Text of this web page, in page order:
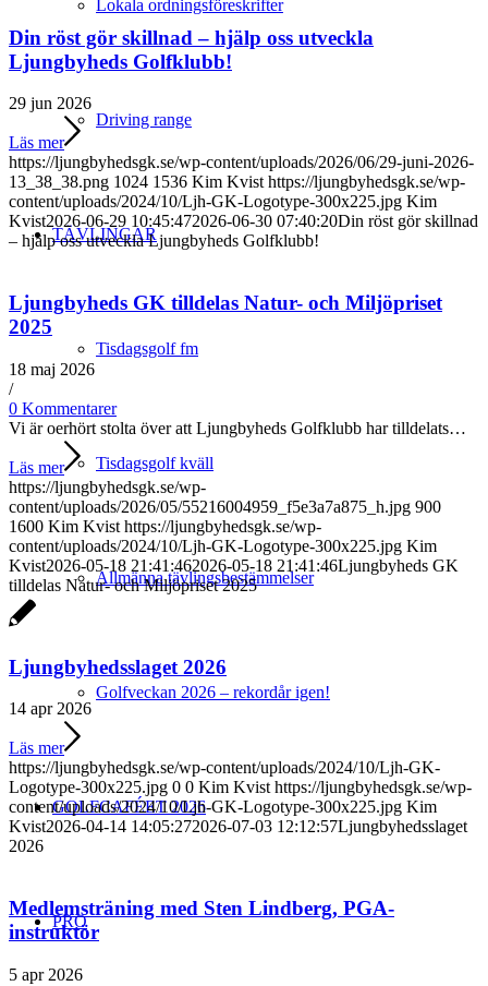
Lokala ordningsföreskrifter
Driving range
TÄVLINGAR
Tisdagsgolf fm
Tisdagsgolf kväll
Allmänna tävlingsbestämmelser
Golfveckan 2026 – rekordår igen!
GOLFCAFÉET 2026
PRO
Din röst gör skillnad – hjälp oss utveckla
Ljungbyheds Golfklubb!
29 jun 2026
Läs mer
https://ljungbyhedsgk.se/wp-content/uploads/2026/06/29-juni-2026-
13_38_38.png 1024 1536 Kim Kvist https://ljungbyhedsgk.se/wp-
content/uploads/2024/10/Ljh-GK-Logotype-300x225.jpg Kim
Kvist2026-06-29 10:45:472026-06-30 07:40:20Din röst gör skillnad
– hjälp oss utveckla Ljungbyheds Golfklubb!
Ljungbyheds GK tilldelas Natur- och Miljöpriset
2025
18 maj 2026
/
0 Kommentarer
Vi är oerhört stolta över att Ljungbyheds Golfklubb har tilldelats…
Läs mer
https://ljungbyhedsgk.se/wp-
content/uploads/2026/05/55216004959_f5e3a7a875_h.jpg 900
1600 Kim Kvist https://ljungbyhedsgk.se/wp-
content/uploads/2024/10/Ljh-GK-Logotype-300x225.jpg Kim
Kvist2026-05-18 21:41:462026-05-18 21:41:46Ljungbyheds GK
tilldelas Natur- och Miljöpriset 2025
Ljungbyhedsslaget 2026
14 apr 2026
Läs mer
https://ljungbyhedsgk.se/wp-content/uploads/2024/10/Ljh-GK-
Logotype-300x225.jpg 0 0 Kim Kvist https://ljungbyhedsgk.se/wp-
content/uploads/2024/10/Ljh-GK-Logotype-300x225.jpg Kim
Kvist2026-04-14 14:05:272026-07-03 12:12:57Ljungbyhedsslaget
2026
Medlemsträning med Sten Lindberg, PGA-
instruktör
5 apr 2026